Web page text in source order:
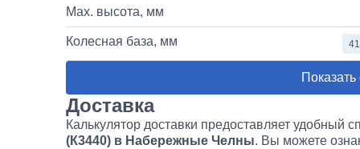
Max. высота, мм
Колесная база, мм
Доставка
Калькулятор доставки предоставляет удобный
(К3440) в Набережные Челны. Вы можете